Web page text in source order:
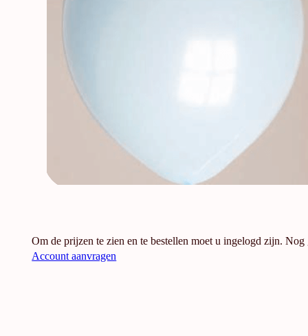
Om de prijzen te zien en te bestellen moet u ingelogd zijn. Nog
Account aanvragen